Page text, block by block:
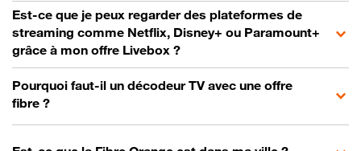
Est-ce que je peux regarder des plateformes de
streaming comme Netflix, Disney+ ou Paramount+
grâce à mon offre Livebox ?
Pourquoi faut-il un décodeur TV avec une offre
fibre ?